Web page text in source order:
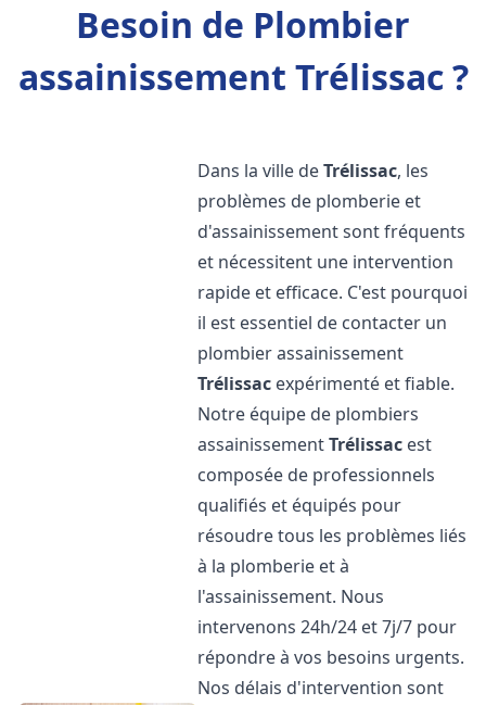
Besoin de Plombier
assainissement Trélissac ?
Dans la ville deTrélissac, les
problèmes de plomberie et
d'assainissement sont fréquents
et nécessitent une intervention
rapide et efficace. C'est pourquoi
il est essentiel de contacter un
plombier assainissement
Trélissac expérimenté et fiable.
Notre équipe de plombiers
assainissementTrélissac est
composée de professionnels
qualifiés et équipés pour
résoudre tous les problèmes liés
à la plomberie et à
l'assainissement. Nous
intervenons 24h/24 et 7j/7 pour
répondre à vos besoins urgents.
Nos délais d'intervention sont